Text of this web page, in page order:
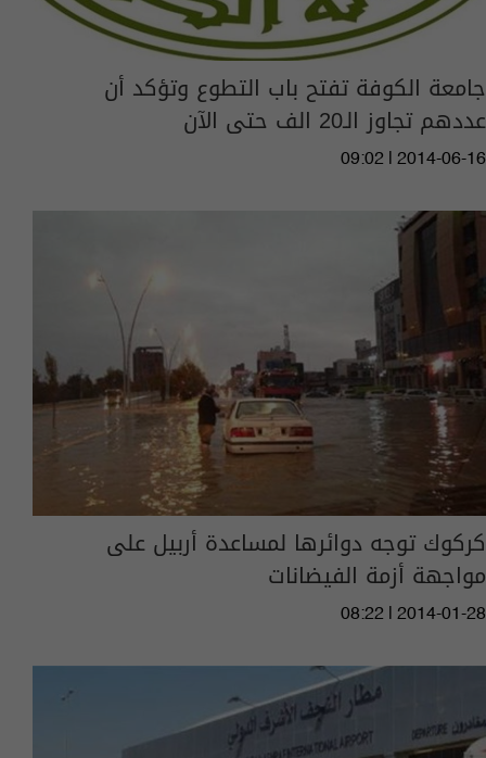
جامعة الكوفة تفتح باب التطوع وتؤكد أن
عددهم تجاوز الـ20 الف حتى الآن
09:02 | 2014-06-16
كركوك توجه دوائرها لمساعدة أربيل على
مواجهة أزمة الفيضانات
08:22 | 2014-01-28